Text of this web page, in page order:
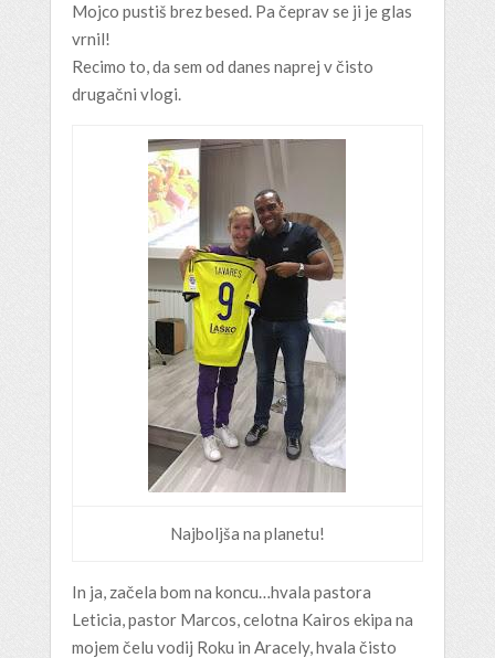
Mojco pustiš brez besed. Pa čeprav se ji je glas
vrnil!
Recimo to, da sem od danes naprej v čisto
drugačni vlogi.
Najboljša na planetu!
In ja, začela bom na koncu…hvala pastora
Leticia, pastor Marcos, celotna Kairos ekipa na
mojem čelu vodij Roku in Aracely, hvala čisto